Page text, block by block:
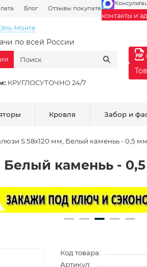
Блог Отзывы покупателей Галерея
контакты и
Эль-Монте
по всей России
КРУГЛОСУТОЧНО 24/7
Кровля Забор и
S 58х120 мм, Белый каменьь - 0,5 мм.
Белый каменьь -
Код товара:
Артикул: